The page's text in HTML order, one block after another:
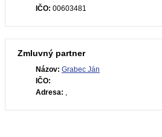
IČO: 00603481
Zmluvný partner
Názov: Grabec Ján
IČO:
Adresa: ,